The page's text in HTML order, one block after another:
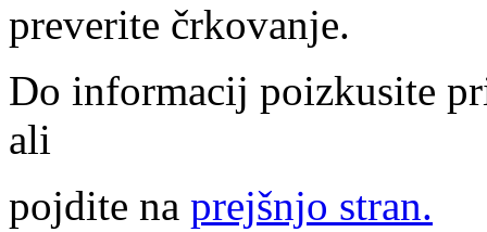
preverite črkovanje.
Do informacij poizkusite
ali
pojdite na prejšnjo stran.